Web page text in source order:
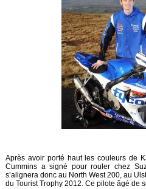
Après avoir porté haut les couleurs de
Cummins a signé pour rouler chez
s’alignera donc au North West 200, au
du Tourist Trophy 2012. Ce pilote âgé de